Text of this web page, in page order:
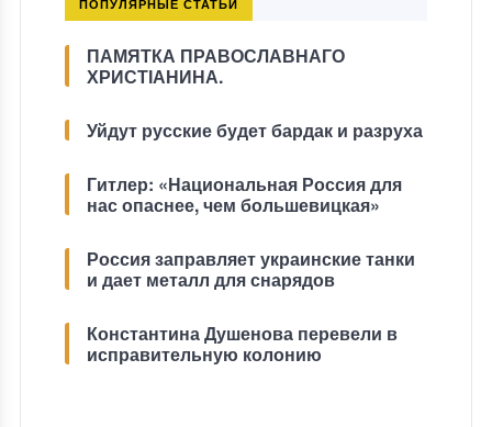
ПОПУЛЯРНЫЕ СТАТЬИ
ПАМЯТКА ПРАВОСЛАВНАГО
ХРИСТІАНИНА.
Уйдут русские будет бардак и разруха
Гитлер: «Национальная Россия для
нас опаснее, чем большевицкая»
Россия заправляет украинские танки
и дает металл для снарядов
Константина Душенова перевели в
исправительную колонию